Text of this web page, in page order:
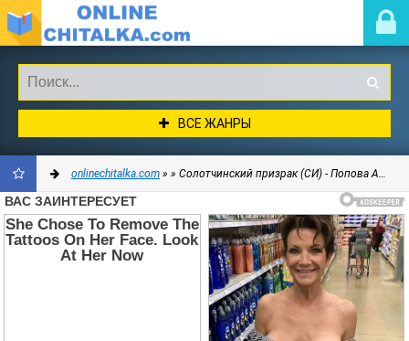
ВСЕ ЖАНРЫ
ДОБАВИТЬ
В
onlinechitalka.com » » Солотчинский призрак (СИ) - Попова Анна Сергеевна